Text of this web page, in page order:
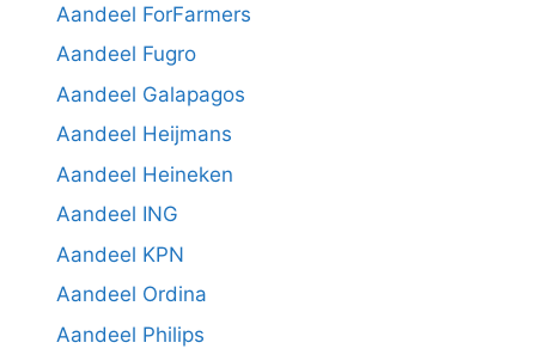
Aandeel ForFarmers
Aandeel Fugro
Aandeel Galapagos
Aandeel Heijmans
Aandeel Heineken
Aandeel ING
Aandeel KPN
Aandeel Ordina
Aandeel Philips